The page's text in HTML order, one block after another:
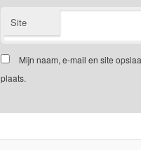
Site
Mijn naam, e-mail en site
plaats.